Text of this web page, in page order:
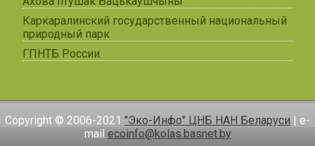
Каркаралинский государственный национальный
природный парк
ГПНТБ России
Copyright © 2006-2021 "Эко-Инфо" ЦНБ НАН Беларуси | e-
mail ecoinfo@kolas.basnet.by